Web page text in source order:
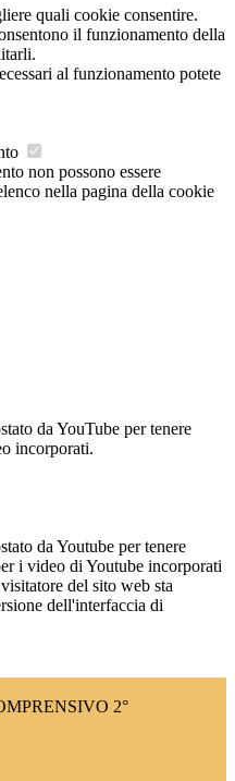
quali cookie consentire.
il funzionamento della
al funzionamento potete
non possono essere
nella pagina della cookie
da YouTube per tenere
incorporati.
da Youtube per tenere
i video di Youtube incorporati
del sito web sta
dell'interfaccia di
2°